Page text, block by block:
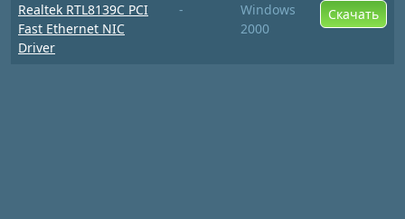
Realtek RTL8139C PCI
Fast Ethernet NIC
Driver
-
Windows
2000
Скачать